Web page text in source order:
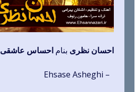
احسان نظری بنام احساس عاشقی
– Ehsase Asheghi